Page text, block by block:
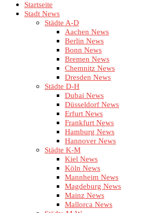
Startseite
Stadt News
Städte A-D
Aachen News
Berlin News
Bonn News
Bremen News
Chemnitz News
Dresden News
Städte D-H
Dubai News
Düsseldorf News
Erfurt News
Frankfurt News
Hamburg News
Hannover News
Städte K-M
Kiel News
Köln News
Mannheim News
Magdeburg News
Mainz News
Mallorca News